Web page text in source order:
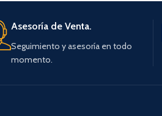
Asesoría de Venta.
Seguimiento y asesoría en todo
momento.